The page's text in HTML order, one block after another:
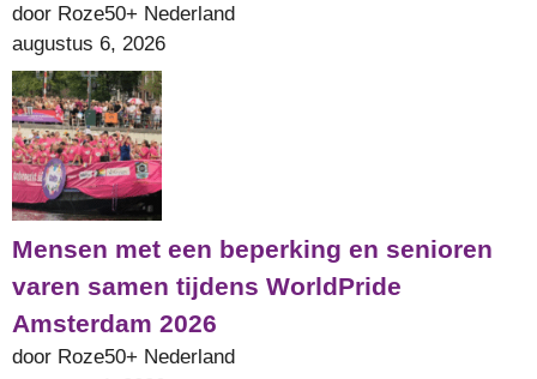
door Roze50+ Nederland
augustus 6, 2026
Mensen met een beperking en senioren
varen samen tijdens WorldPride
Amsterdam 2026
door Roze50+ Nederland